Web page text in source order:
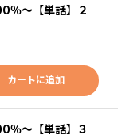
％～【単話】２
カートに追加
％～【単話】３